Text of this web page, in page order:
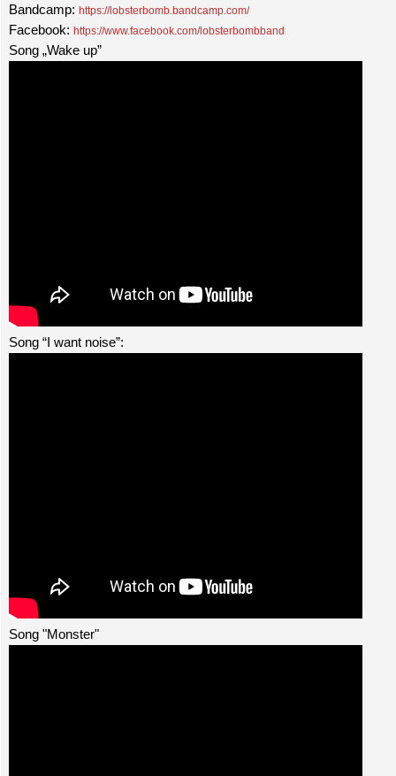
Bandcamp: https://lobsterbomb.bandcamp.com/
Facebook: https://www.facebook.com/lobsterbombband
Song „Wake up”
Song “I want noise”:
Song "Monster"